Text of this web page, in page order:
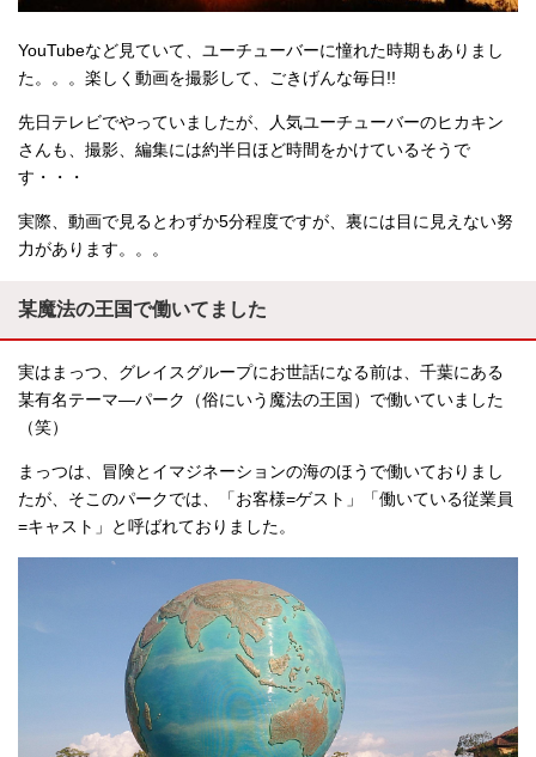
YouTubeなど見ていて、ユーチューバーに憧れた時期もありまし
た。。。楽しく動画を撮影して、ごきげんな毎日!!
先日テレビでやっていましたが、人気ユーチューバーのヒカキン
さんも、撮影、編集には約半日ほど時間をかけているそうで
す・・・
実際、動画で見るとわずか5分程度ですが、裏には目に見えない努
力があります。。。
某魔法の王国で働いてました
実はまっつ、グレイスグループにお世話になる前は、千葉にある
某有名テーマ―パーク（俗にいう魔法の王国）で働いていました
（笑）
まっつは、冒険とイマジネーションの海のほうで働いておりまし
たが、そこのパークでは、「お客様=ゲスト」「働いている従業員
=キャスト」と呼ばれておりました。